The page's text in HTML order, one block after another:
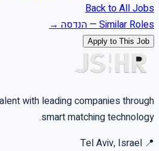
Back to All Jobs
Similar Roles
— הנדסה →
Apply to This Job
with leading companies through
smart matching technology.
📍
Tel Aviv, Israel